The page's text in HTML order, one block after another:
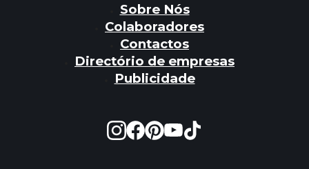
Sobre Nós
Colaboradores
Contactos
Directório de empresas
Publicidade